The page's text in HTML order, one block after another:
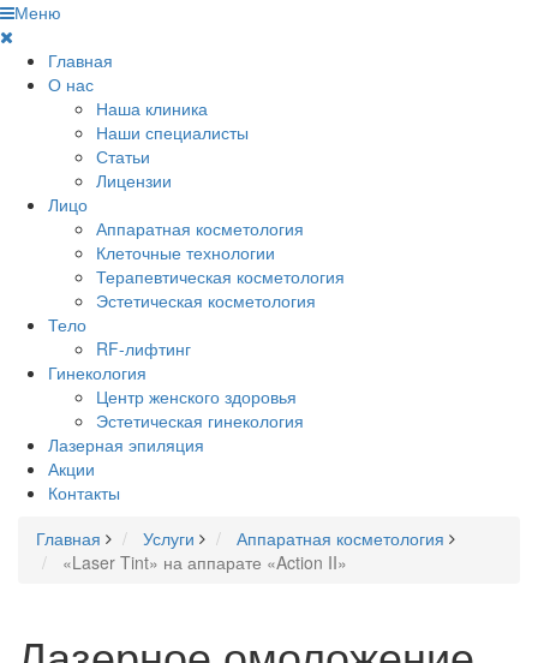
Меню
Главная
О нас
Наша клиника
Наши специалисты
Статьи
Лицензии
Лицо
Аппаратная косметология
Клеточные технологии
Терапевтическая косметология
Эстетическая косметология
Тело
RF-лифтинг
Гинекология
Центр женского здоровья
Эстетическая гинекология
Лазерная эпиляция
Акции
Контакты
Главная
Услуги
Аппаратная косметология
«Laser Tint» на аппарате «Action II»